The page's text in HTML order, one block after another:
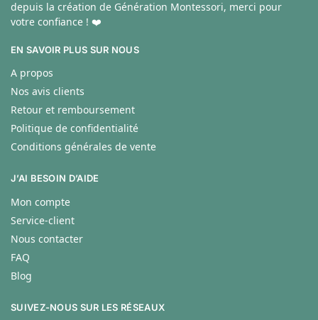
depuis la création de Génération Montessori, merci pour
votre confiance ! ❤️
EN SAVOIR PLUS SUR NOUS
A propos
Nos avis clients
Retour et remboursement
Politique de confidentialité
Conditions générales de vente
J’AI BESOIN D’AIDE
Mon compte
Service-client
Nous contacter
FAQ
Blog
SUIVEZ-NOUS SUR LES RÉSEAUX